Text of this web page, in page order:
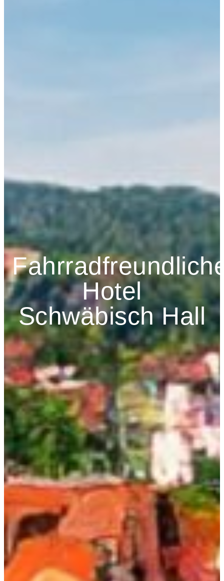
Hotel
Schwäbisch Hall